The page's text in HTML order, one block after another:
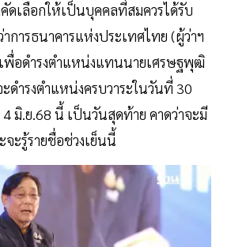
ดเลือกให้เป็นบุคคลที่สมควรได้รับ
การธนาคารแห่งประเทศไทย (ผู้ว่าฯ
พื่อดำรงตำแหน่งแทนนายเศรษฐพุฒิ
ำรงตำแหน่งครบวาระในวันที่ 30
มิ.ย.68 นี้ เป็นวันสุดท้าย คาดว่าจะมี
ะรู้รายชื่อช่วงเย็นนี้